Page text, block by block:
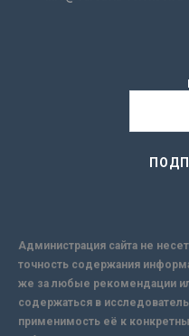
Администрация сайта не
точность содержания
же за любые рекомендации
содержаться в
применимость её к